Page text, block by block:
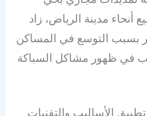
أنحاء مدينة الرياض، زاد
بسبب التوسع في المساكن
في ظهور مشاكل السباكة
الأساليب والتقنيات